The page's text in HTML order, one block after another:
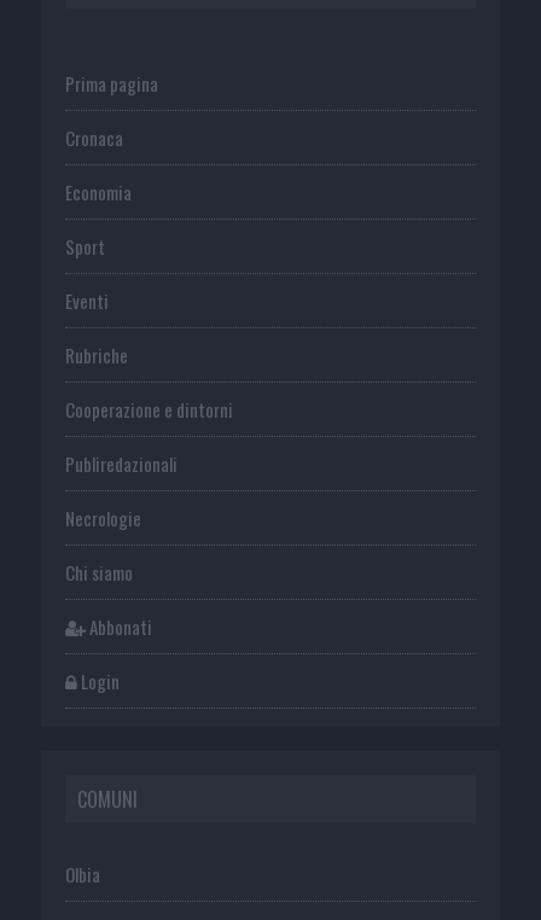
Prima pagina
Cronaca
Economia
Sport
Eventi
Rubriche
Cooperazione e dintorni
Publiredazionali
Necrologie
Chi siamo
Abbonati
Login
COMUNI
Olbia